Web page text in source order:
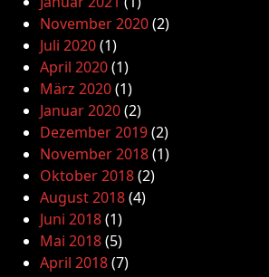
November 2020(2)
Juli 2020(1)
April 2020(1)
März 2020(1)
Januar 2020(2)
Dezember 2019(2)
November 2018(1)
Oktober 2018(2)
August 2018(4)
Juni 2018(1)
Mai 2018(5)
April 2018(7)